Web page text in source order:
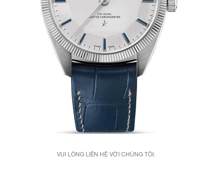
VUI LÒNG LIÊN HỆ VỚI CHÚNG TÔI.